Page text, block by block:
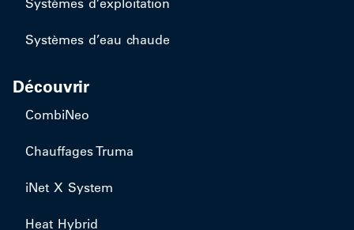
Systèmes d’exploitation
Systèmes d’eau chaude
Découvrir
CombiNeo
Chauffages Truma
iNet X System
Heat Hybrid